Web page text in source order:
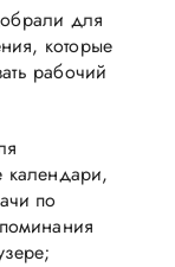
для
которые
рабочий
календари,
по